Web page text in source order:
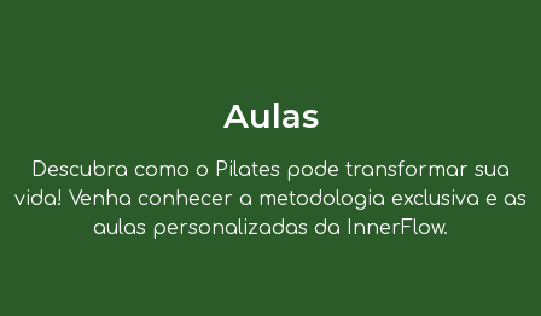
Aulas
Descubra como o Pilates pode transformar sua
vida! Venha conhecer a metodologia exclusiva e as
aulas personalizadas da InnerFlow.